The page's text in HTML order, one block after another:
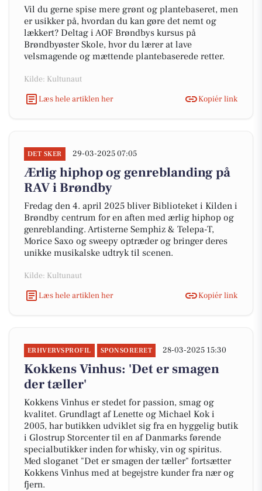
Vil du gerne spise mere grønt og plantebaseret, men
er usikker på, hvordan du kan gøre det nemt og
lækkert? Deltag i AOF Brøndbys kursus på
Brøndbyøster Skole, hvor du lærer at lave
velsmagende og mættende plantebaserede retter.
Kilde: Kultunaut
Læs hele artiklen her
Kopiér link
DET SKER 29-03-2025 07:05
Ærlig hiphop og genreblanding på
RAV i Brøndby
Fredag den 4. april 2025 bliver Biblioteket i Kilden i
Brøndby centrum for en aften med ærlig hiphop og
genreblanding. Artisterne Semphiz & Telepa-T,
Morice Saxo og sweepy optræder og bringer deres
unikke musikalske udtryk til scenen.
Kilde: Kultunaut
Læs hele artiklen her
Kopiér link
ERHVERVSPROFIL SPONSORERET 28-03-2025 15:30
Kokkens Vinhus: 'Det er smagen
der tæller'
Kokkens Vinhus er stedet for passion, smag og
kvalitet. Grundlagt af Lenette og Michael Kok i
2005, har butikken udviklet sig fra en hyggelig butik
i Glostrup Storcenter til en af Danmarks førende
specialbutikker inden for whisky, vin og spiritus.
Med sloganet "Det er smagen der tæller" fortsætter
Kokkens Vinhus med at begejstre kunder fra nær og
fjern.